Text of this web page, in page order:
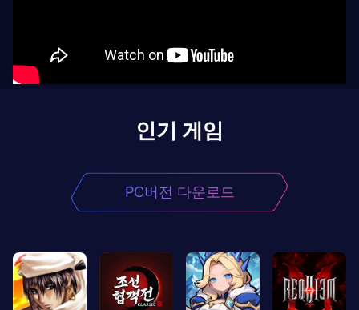
인기 게임
PC버전 다운로드